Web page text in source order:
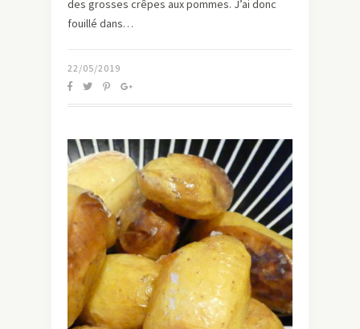
des grosses crêpes aux pommes. J’ai donc
fouillé dans…
22/05/2019